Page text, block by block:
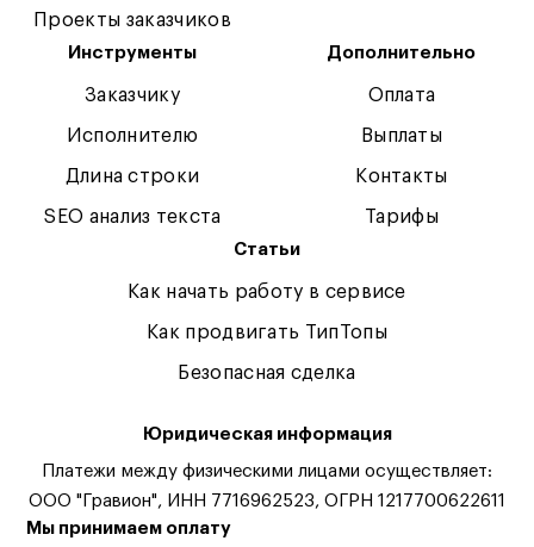
Проекты заказчиков
Инструменты
Заказчику
Исполнителю
Длина строки
SEO анализ текста
Дополнительно
Оплата
Выплаты
Контакты
Тарифы
Статьи
Как начать работу в сервисе
Как продвигать ТипТопы
Безопасная сделка
Юридическая информация
Платежи между физическими лицами осуществляет:
ООО "Гравион", ИНН 7716962523, ОГРН 1217700622611
Мы принимаем оплату